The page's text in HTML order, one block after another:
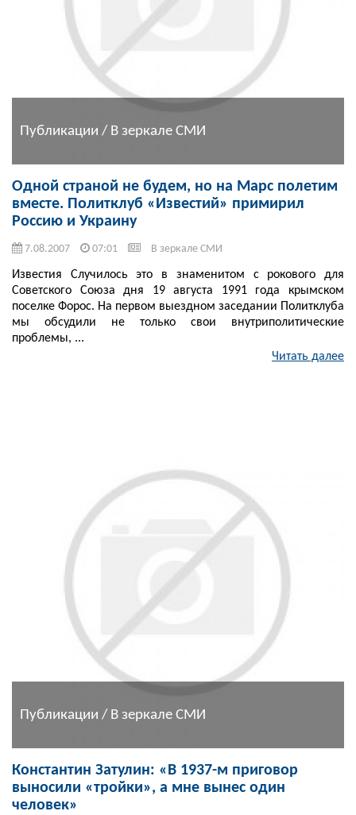
Публикации / В зеркале СМИ
Одной страной не будем, но на Марс полетим
вместе. Политклуб «Известий» примирил
Россию и Украину
7.08.2007 07:01 В зеркале СМИ
Известия Случилось это в знаменитом с рокового для
Советского Союза дня 19 августа 1991 года крымском
поселке Форос. На первом выездном заседании Политклуба
мы обсудили не только свои внутриполитические
проблемы, ...
Читать далее
Публикации / В зеркале СМИ
Константин Затулин: «В 1937-м приговор
выносили «тройки», а мне вынес один
человек»